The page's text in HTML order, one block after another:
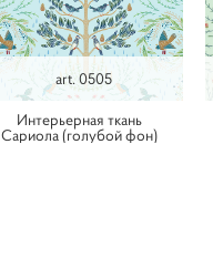
art. 0505
Интерьерная ткань
Сариола (голубой фон)